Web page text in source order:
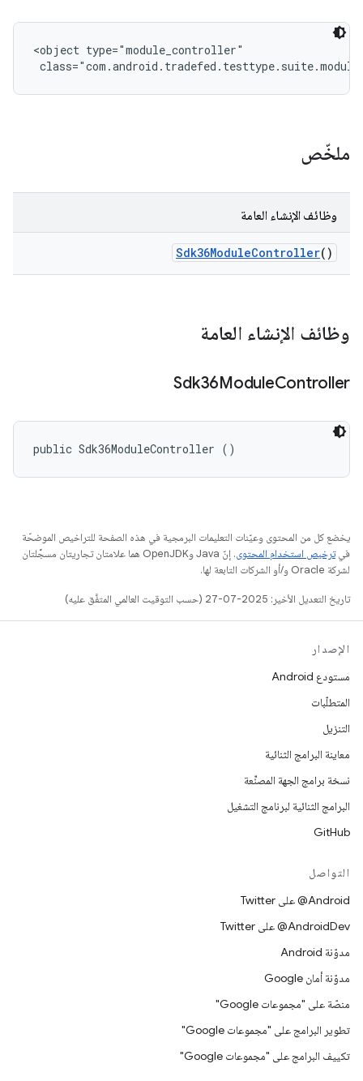
<object type="module_controller"
ملخّص
وظائف الإنشاء العامة
Sdk36ModuleController()
وظائف الإنشاء العامة
Sdk36ModuleController
public Sdk36ModuleController ()
يخضع كل من المحتوى وعيّنات التعليمات البرمجية في هذه الصفحة للتراخيص الموضحّة
فيترخيص استخدام المحتوى
. إنّ Java وOpenJDK هما علامتان تجاريتان مسجَّلتان
لشركة Oracle و/أو الشركات التابعة لها.
تاريخ التعديل الأخير: 2025-07-27 (حسب التوقيت العالمي المتفَّق عليه)
الإصدار
مستودع Android
المتطلّبات
التنزيل
معاينة البرامج الثنائية
نسخة برامج الجهة المصنِّعة
البرامج الثنائية لبرنامج التشغيل
GitHub
التواصل
‎@Android على Twitter
‎@AndroidDev على Twitter
مدوّنة Android
مدوّنة أمان Google
منصّة على "مجموعات Google"
تطوير البرامج على "مجموعات Google"
تكييف البرامج على "مجموعات Google"